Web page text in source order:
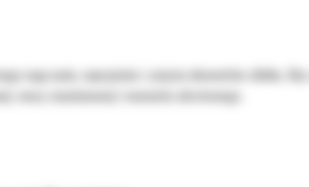
nagrzania, naprężenia i zużycia elementów silnika.
mocy znamionowej i momentu obrotowego.